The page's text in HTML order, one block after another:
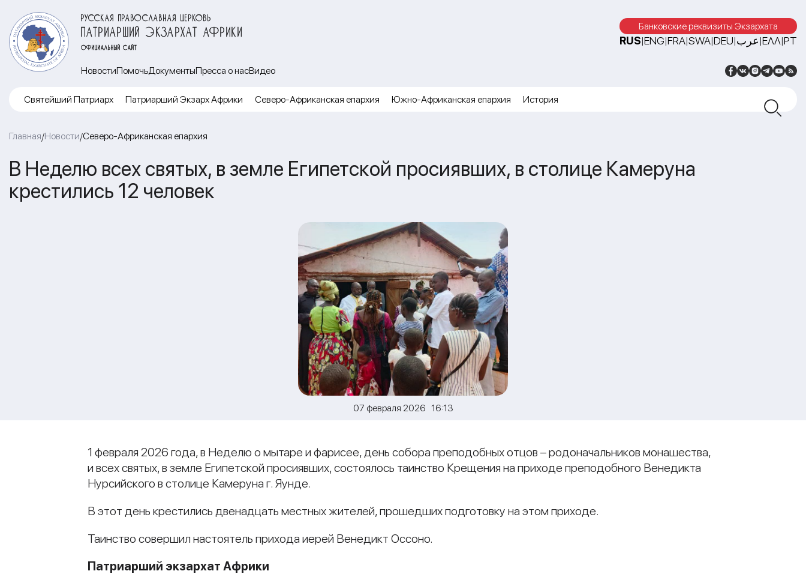
РУССКАЯ ПРАВОСЛАВНАЯ ЦЕРКОВЬ
ПАТРИАРШИЙ ЭКЗАРХАТ АФРИКИ
ОФИЦИАЛЬНЫЙ САЙТ
Банковские реквизиты Экзархата
RUS|ENG|FRA|SWA|DEU|عرب|ΕΛΛ|PT
НовостиПомочьДокументыПресса о насВидео
Cвятейший Патриарх Патриарший Экзарх Африки Северо-Африканская епархия Южно-Африканская епархия История
Главная/Новости/Северо-Африканская епархия
В Неделю всех святых, в земле Египетской просиявших, в столице Камеруна
крестились 12 человек
07 февраля 2026 16:13
1 февраля 2026 года, в Неделю о мытаре и фарисее, день собора преподобных отцов – родоначальников монашества,
и всех святых, в земле Египетской просиявших, состоялось таинство Крещения на приходе преподобного Венедикта
Нурсийского в столице Камеруна г. Яунде.
В этот день крестились двенадцать местных жителей, прошедших подготовку на этом приходе.
Таинство совершил настоятель прихода иерей Венедикт Оссоно.
Патриарший экзархат Африки